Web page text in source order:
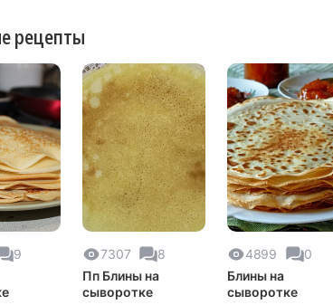
рецепты
9
7307
8
Пп Блины на
сыворотке
4899
0
Блины на
сыворотке